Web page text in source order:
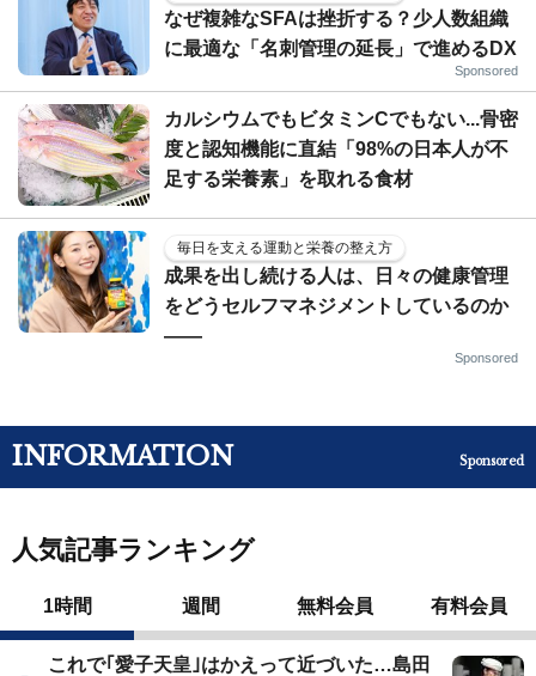
なぜ複雑なSFAは挫折する？少人数組織
に最適な「名刺管理の延長」で進めるDX
Sponsored
カルシウムでもビタミンCでもない...骨密
度と認知機能に直結「98%の日本人が不
足する栄養素」を取れる食材
毎日を支える運動と栄養の整え方
成果を出し続ける人は、日々の健康管理
をどうセルフマネジメントしているのか
——
Sponsored
INFORMATION Sponsored
人気記事ランキング
1時間 週間 無料会員 有料会員
これで｢愛子天皇｣はかえって近づいた…島田